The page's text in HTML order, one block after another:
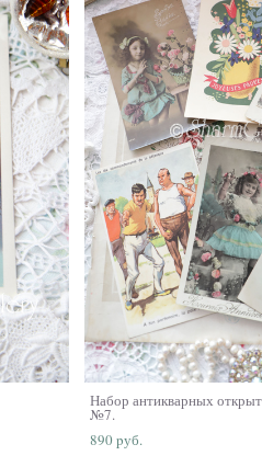
Набор антикварных
№7.
890 pуб.